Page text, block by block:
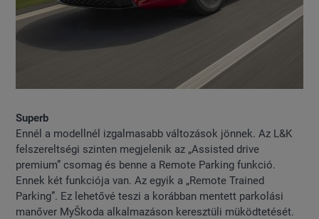
Superb
Ennél a modellnél izgalmasabb változások jönnek. Az L&K
felszereltségi szinten megjelenik az „Assisted drive
premium” csomag és benne a Remote Parking funkció.
Ennek két funkciója van. Az egyik a „Remote Trained
Parking”. Ez lehetővé teszi a korábban mentett parkolási
manőver MyŠkoda alkalmazáson keresztüli müködtetését.